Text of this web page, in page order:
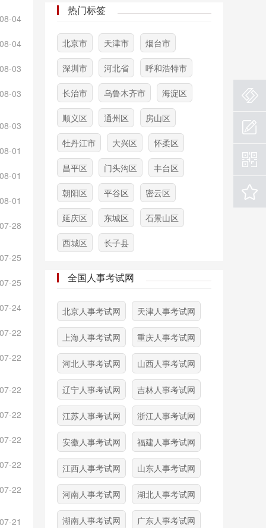
04
04
03
03
03
01
01
01
28
25
25
24
22
22
22
22
22
22
22
21
热门标签
北京市 天津市 烟台市
深圳市 河北省 呼和浩特市
长治市 乌鲁木齐市 海淀区
顺义区 通州区 房山区
牡丹江市 大兴区 怀柔区
昌平区 门头沟区 丰台区
朝阳区 平谷区 密云区
延庆区 东城区 石景山区
西城区 长子县
全国人事考试网
北京人事考试网 天津人事考试网
上海人事考试网 重庆人事考试网
河北人事考试网 山西人事考试网
辽宁人事考试网 吉林人事考试网
江苏人事考试网 浙江人事考试网
安徽人事考试网 福建人事考试网
江西人事考试网 山东人事考试网
河南人事考试网 湖北人事考试网
湖南人事考试网 广东人事考试网